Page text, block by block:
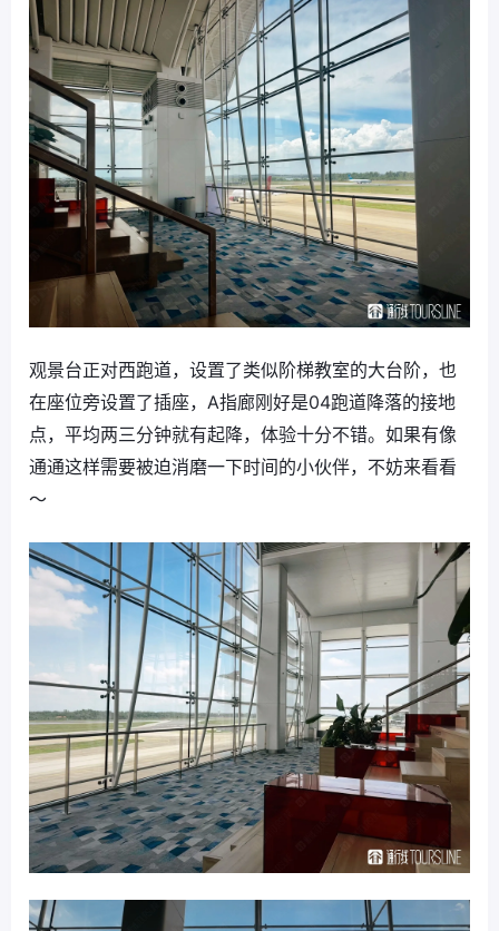
观景台正对西跑道，设置了类似阶梯教室的大台阶，也
在座位旁设置了插座，A指廊刚好是04跑道降落的接地
点，平均两三分钟就有起降，体验十分不错。如果有像
通通这样需要被迫消磨一下时间的小伙伴，不妨来看看
～